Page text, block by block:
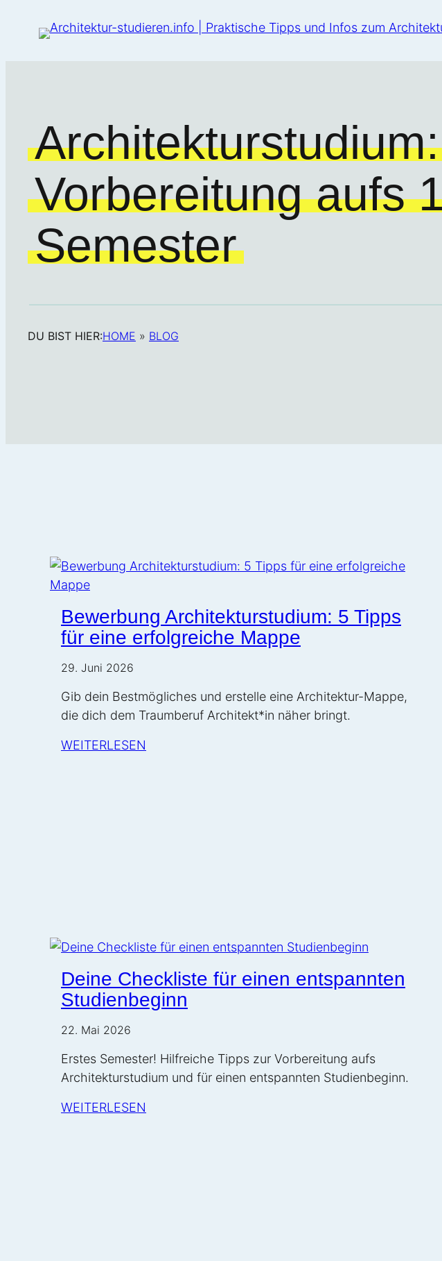
Architekturstudium:
Vorbereitung aufs
Semester
DU BIST HIER:HOME » BLOG
Bewerbung Architekturstudium: 5 Tipps
für eine erfolgreiche Mappe
29. Juni 2026
Gib dein Bestmögliches und erstelle eine Architektur-Mappe,
die dich dem Traumberuf Architekt*in näher bringt.
WEITERLESEN
Deine Checkliste für einen entspannten
Studienbeginn
22. Mai 2026
Erstes Semester! Hilfreiche Tipps zur Vorbereitung aufs
Architekturstudium und für einen entspannten Studienbeginn.
WEITERLESEN